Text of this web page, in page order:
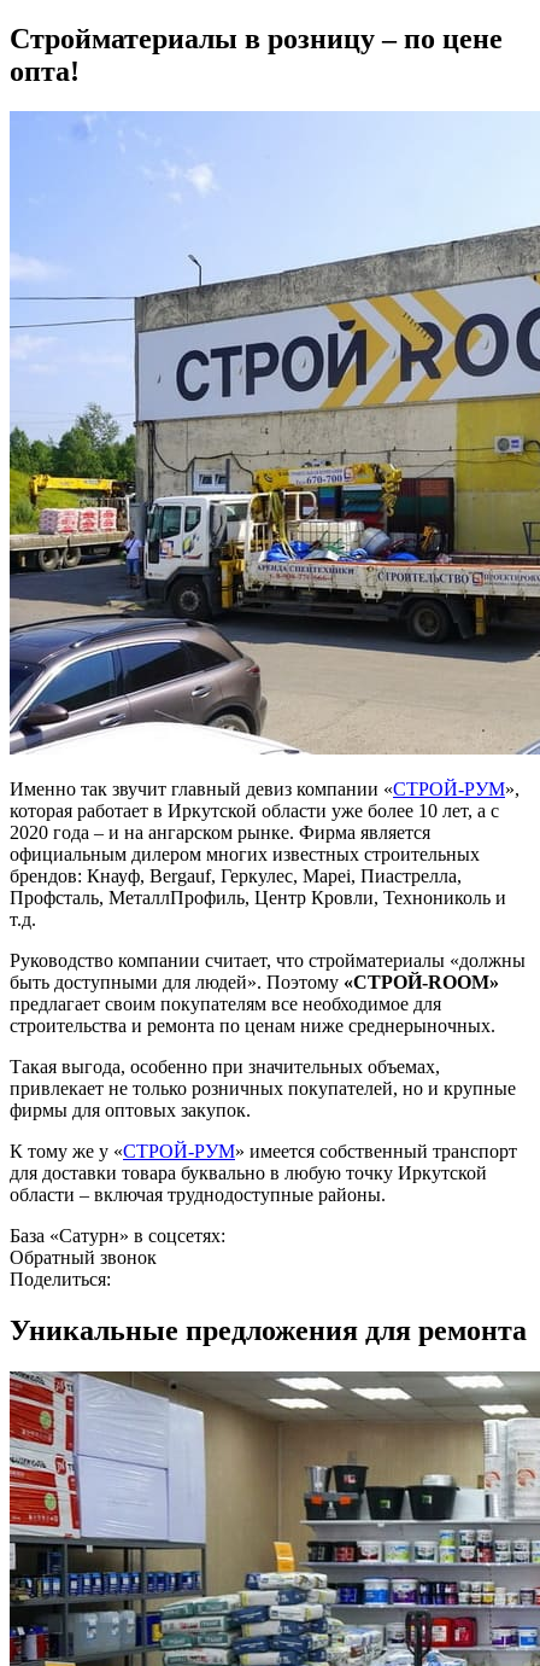
Стройматериалы в розницу– по цене
опта!
Именно так звучит главный девиз компании «СТРОЙ-РУМ»,
которая работает в Иркутской области уже более 10 лет, а с
2020 года – и на ангарском рынке. Фирма является
официальным дилером многих известных строительных
брендов: Кнауф, Bergauf, Геркулес, Mapei, Пиастрелла,
Профсталь, МеталлПрофиль, Центр Кровли, Технониколь и
т.д.
Руководство компании считает, что стройматериалы «должны
быть доступными для людей». Поэтому «СТРОЙ-ROOM»
предлагает своим покупателям все необходимое для
строительства и ремонта по ценам ниже среднерыночных.
Такая выгода, особенно при значительных объемах,
привлекает не только розничных покупателей, но и крупные
фирмы для оптовых закупок.
К тому же у «СТРОЙ-РУМ» имеется собственный транспорт
для доставки товара буквально в любую точку Иркутской
области – включая труднодоступные районы.
База «Сатурн» в соцсетях:
Обратный звонок
Поделиться:
Уникальные предложения для ремонта